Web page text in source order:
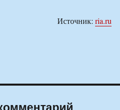
Источник: ria.ru